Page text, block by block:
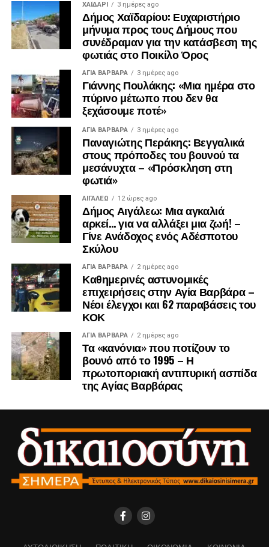
Λίγα λεπτά αργότερα, έφτασε και ο πρώην
πρωθυπουργός, Αντώνης Σαμαράς, ο οποίος αφού
συλλυπήθηκε την οικογένεια, αποχώρησε.
ΧΑΪΔΑΡΙ 3 ημέρες ago
Δήμος Χαϊδαρίου: Ευχαριστήριο
μήνυμα προς τους Δήμους που
συνέδραμαν για την κατάσβεση της
φωτιάς στο Ποικίλο Όρος
ΑΓΙΑ ΒΑΡΒΑΡΑ 3 ημέρες ago
Γιάννης Πουλάκης: «Μια ημέρα στο
πύρινο μέτωπο που δεν θα
ξεχάσουμε ποτέ»
ΑΓΙΑ ΒΑΡΒΑΡΑ 3 ημέρες ago
Παναγιώτης Περάκης: Βεγγαλικά
στους πρόποδες του βουνού τα
μεσάνυχτα – «Πρόσκληση στη
φωτιά»
ΑΙΓΑΛΕΩ 12 ώρες ago
Δήμος Αιγάλεω: Μια αγκαλιά
αρκεί… για να αλλάξει μια ζωή! –
Γίνε Ανάδοχος ενός Αδέσποτου
Σκύλου
ΑΓΙΑ ΒΑΡΒΑΡΑ 2 ημέρες ago
Καθημερινές αστυνομικές
επιχειρήσεις στην Αγία Βαρβάρα –
Νέοι έλεγχοι και 62 παραβάσεις του
ΚΟΚ
ΑΓΙΑ ΒΑΡΒΑΡΑ 2 ημέρες ago
Τα «κανόνια» που ποτίζουν το
βουνό από το 1995 – Η
πρωτοποριακή αντιπυρική ασπίδα
της Αγίας Βαρβάρας